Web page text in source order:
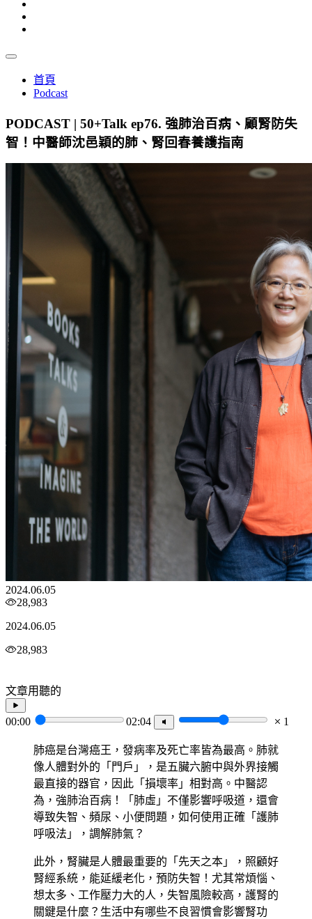
首頁
Podcast
PODCAST | 50+Talk ep76. 強肺治百病、顧腎防失
智！中醫師沈邑穎的肺、腎回春養護指南
2024.06.05
28,983
2024.06.05
28,983
文章用聽的
00:00 02:04 1
肺癌是台灣癌王，發病率及死亡率皆為最高。肺就
像人體對外的「門戶」，是五臟六腑中與外界接觸
最直接的器官，因此「損壞率」相對高。中醫認
為，強肺治百病！「肺虛」不僅影響呼吸道，還會
導致失智、頻尿、小便問題，如何使用正確「護肺
呼吸法」，調解肺氣？
此外，腎臟是人體最重要的「先天之本」，照顧好
腎經系統，能延緩老化，預防失智！尤其常煩惱、
想太多、工作壓力大的人，失智風險較高，護腎的
關鍵是什麼？生活中有哪些不良習慣會影響腎功